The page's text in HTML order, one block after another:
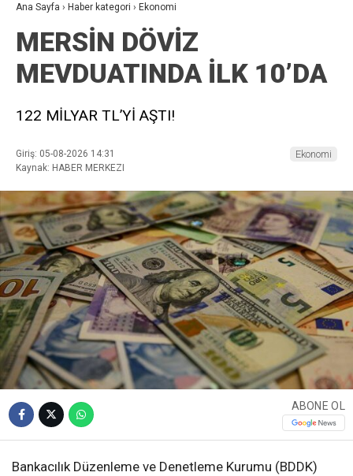
Ana Sayfa › Haber kategori › Ekonomi
MERSİN DÖVİZ
MEVDUATINDA İLK 10’DA
122 MİLYAR TL’Yİ AŞTI!
Giriş: 05-08-2026 14:31
Kaynak: HABER MERKEZI
Ekonomi
ABONE OL
Bankacılık Düzenleme ve Denetleme Kurumu (BDDK)